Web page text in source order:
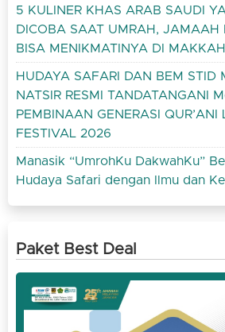
5 KULINER KHAS ARAB SAUDI
DICOBA SAAT UMRAH, JAMAAH
BISA MENIKMATINYA DI
HUDAYA SAFARI DAN BEM STID
NATSIR RESMI TANDATANGANI
PEMBINAAN GENERASI QUR’ANI
FESTIVAL 2026
Manasik “UmrohKu DakwahKu”
Hudaya Safari dengan Ilmu dan
Paket Best Deal